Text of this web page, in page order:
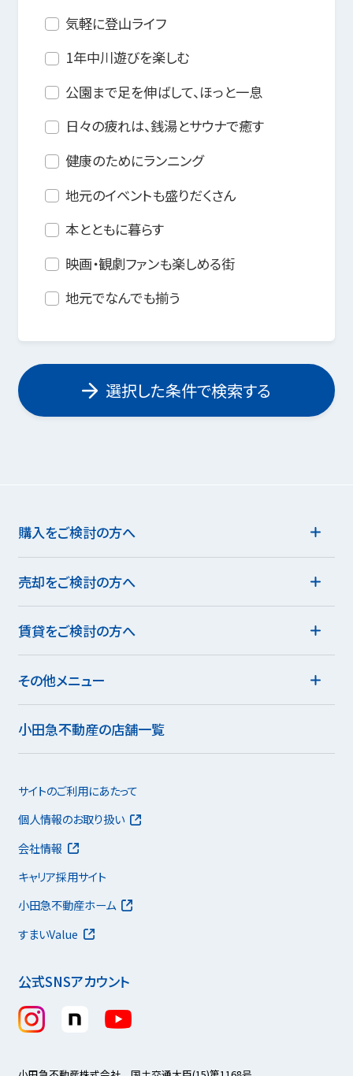
気軽に登山ライフ
1年中川遊びを楽しむ
公園まで足を伸ばして、ほっと一息
日々の疲れは、銭湯とサウナで癒す
健康のためにランニング
地元のイベントも盛りだくさん
本とともに暮らす
映画・観劇ファンも楽しめる街
地元でなんでも揃う
選択した条件で検索する
購入をご検討の方へ
売却をご検討の方へ
賃貸をご検討の方へ
その他メニュー
小田急不動産の店舗一覧
公式SNSアカウント
サイトのご利用にあたって
個人情報のお取り扱い
会社情報
キャリア採用サイト
小田急不動産ホーム
すまいValue